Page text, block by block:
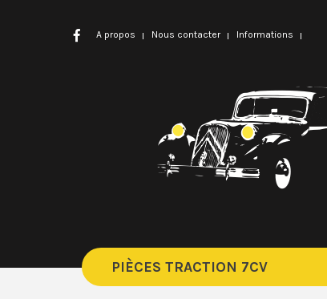
PIÈCES TRACTION 7CV
A propos Nous contacter Informations